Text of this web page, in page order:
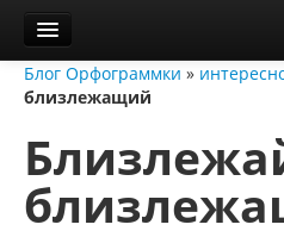
Орфограммка
Блог
О нас
Блог Орфограммки »
близлежащий